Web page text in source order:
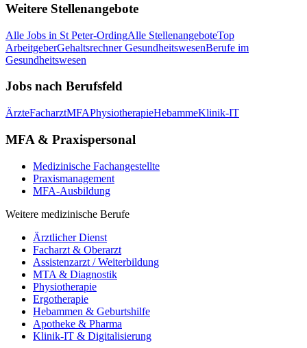
Weitere Stellenangebote
Alle Jobs in St Peter-OrdingAlle StellenangeboteTop
ArbeitgeberGehaltsrechner GesundheitswesenBerufe im
Gesundheitswesen
Jobs nach Berufsfeld
ÄrzteFacharztMFAPhysiotherapieHebammeKlinik-IT
MFA & Praxispersonal
Medizinische Fachangestellte
Praxismanagement
MFA-Ausbildung
Weitere medizinische Berufe
Ärztlicher Dienst
Facharzt & Oberarzt
Assistenzarzt / Weiterbildung
MTA & Diagnostik
Physiotherapie
Ergotherapie
Hebammen & Geburtshilfe
Apotheke & Pharma
Klinik-IT & Digitalisierung